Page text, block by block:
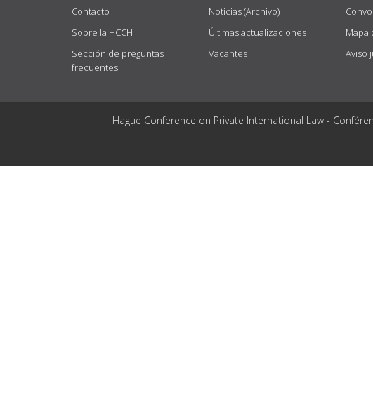
Contacto
Sobre la HCCH
Sección de preguntas
frecuentes
Noticias (Archivo)
Últimas actualizaciones
Vacantes
Mapa
Aviso
Hague Conference on Private International Law -